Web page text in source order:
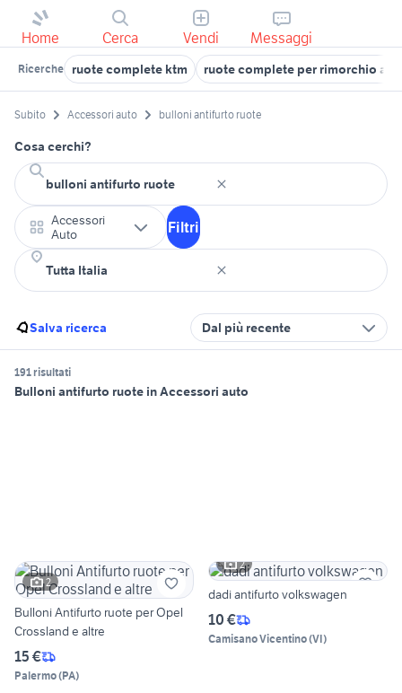
Home Cerca Vendi Messaggi
Ricerche ruote complete ktm ruote complete per rimorchio
Subito Accessori auto bulloni antifurto ruote
Cosa cerchi?
Accessori
Auto
Filtri
Salva ricerca Dal più recente
191 risultati
Bulloni antifurto ruote in Accessori auto
2
Bulloni Antifurto ruote per Opel
Crossland e altre
15 €
Palermo(PA)
2
dadi antifurto volkswagen
10 €
Camisano Vicentino(VI)